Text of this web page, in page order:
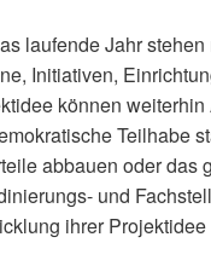
laufende Jahr
Initiativen,
können
Teilhabe
abbauen oder das
und
ihrer